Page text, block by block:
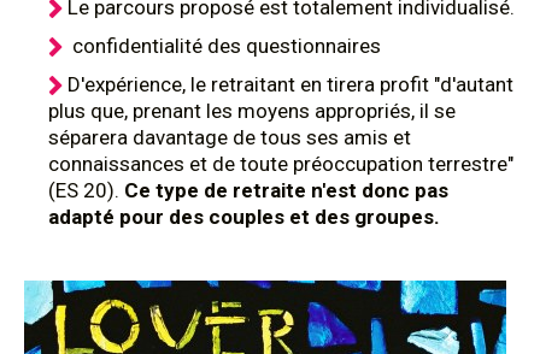
Le parcours proposé est totalement individualisé.
confidentialité des questionnaires
D'expérience, le retraitant en tirera profit "d'autant
plus que, prenant les moyens appropriés, il se
séparera davantage de tous ses amis et
connaissances et de toute préoccupation terrestre"
(ES 20). Ce type de retraite n'est donc pas
adapté pour des couples et des groupes.